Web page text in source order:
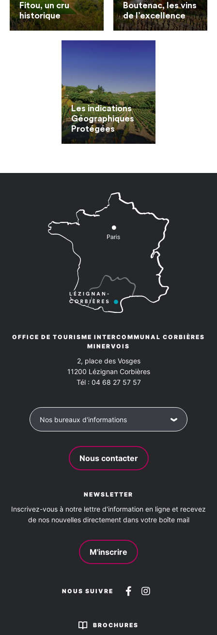
Fitou, un cru
historique
Boutenac, les vins
de l’excellence
Les indications
Géographiques
Protégées
OFFICE DE TOURISME INTERCOMMUNAL CORBIÈRES
MINERVOIS
2, place des Vosges
11200 Lézignan Corbières
Tél : 04 68 27 57 57
Nos bureaux d'informations
Nous contacter
NEWSLETTER
Inscrivez-vous à notre lettre d'information en ligne et recevez
de nos nouvelles directement dans votre boîte mail
M'inscrire
NOUS SUIVRE
Suivez-
sur
Suivez-
BROCHURES